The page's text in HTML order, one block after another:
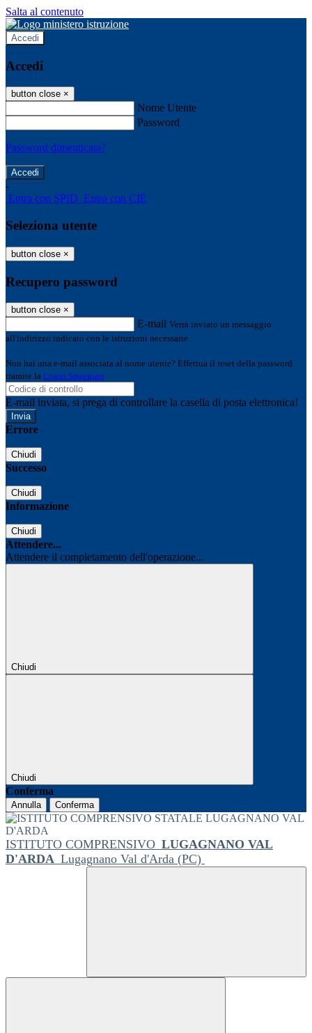
Salta al contenuto
Accedi
Accedi
button close ×
Nome Utente
Password
Password dimenticata?
-
Entra con SPID Entra con CIE
Seleziona utente
button close ×
Recupero password
button close ×
E-mail Verrà inviato un messaggio
all'indirizzo indicato con le istruzioni necessarie.
Non hai una e-mail associata al nome utente? Effettua il reset della password
tramite la Login Spaggiari
E-mail inviata, si prega di controllare la casella di posta elettronica!
Errore
Chiudi
Successo
Chiudi
Informazione
Chiudi
Attendere...
Attendere il completamento dell'operazione...
Chiudi
Chiudi
Conferma
Annulla Conferma
ISTITUTO COMPRENSIVO LUGAGNANO VAL
D'ARDA Lugagnano Val d'Arda (PC)